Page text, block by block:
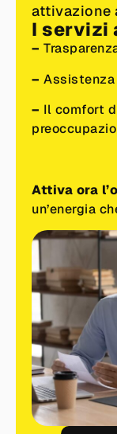
attivazione
I servizi
–
– Assistenza
– Il comfort
Attiva ora
un’energia